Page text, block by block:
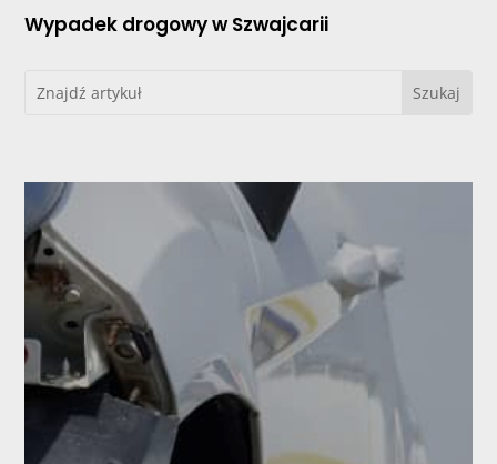
Wypadek drogowy w Szwajcarii